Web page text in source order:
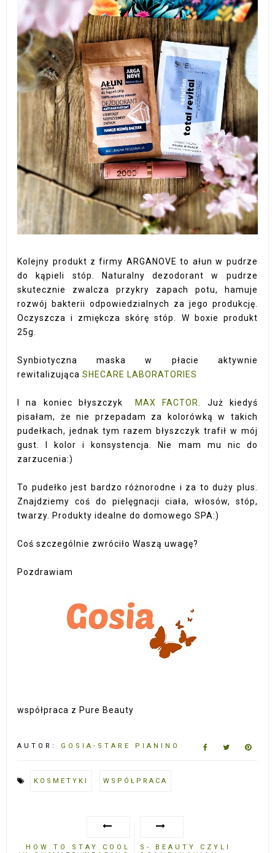
Kolejny produkt z firmy ARGANOVE to ałun w pudrze
do kąpieli stóp. Naturalny dezodorant w pudrze
skutecznie zwalcza przykry zapach potu, hamuje
rozwój bakterii odpowiedzialnych za jego produkcję.
Oczyszcza i zmiękcza skórę stóp. W boxie produkt
25g.
Synbiotyczna maska w płacie aktywnie
rewitalizującaSHECARE LABORATORIES
I na koniec błyszczyk MAX FACTOR. Już kiedyś
pisałam, że nie przepadam za kolorówką w takich
pudełkach, jednak tym razem błyszczyk trafił w mój
gust. I kolor i konsystencja. Nie mam mu nic do
zarzucenia:)
To pudełko jest bardzo różnorodne i za to duży plus.
Znajdziemy coś do pielęgnacji ciała, włosów, stóp,
twarzy. Produkty idealne do domowego SPA:)
Coś szczególnie zwróciło Waszą uwagę?
Pozdrawiam
współpraca z Pure Beauty
AUTOR: GOSIA-STARE PIANINO
KOSMETYKI WSPÓŁPRACA
HOW TO STAY COOL
S- BEAUTY CZYLI